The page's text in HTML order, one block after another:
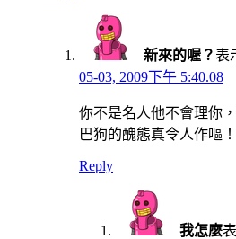
新來的喔？表
05-03, 2009下午 5:40.08
你不是名人他不會理你
巴狗的醜態真令人作嘔！
Reply
我怎麼